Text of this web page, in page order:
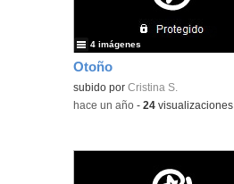
Otoño
Contenido educativo.
subido porCristina S.
4 imágenes
-hace un año -24 visualizaciones